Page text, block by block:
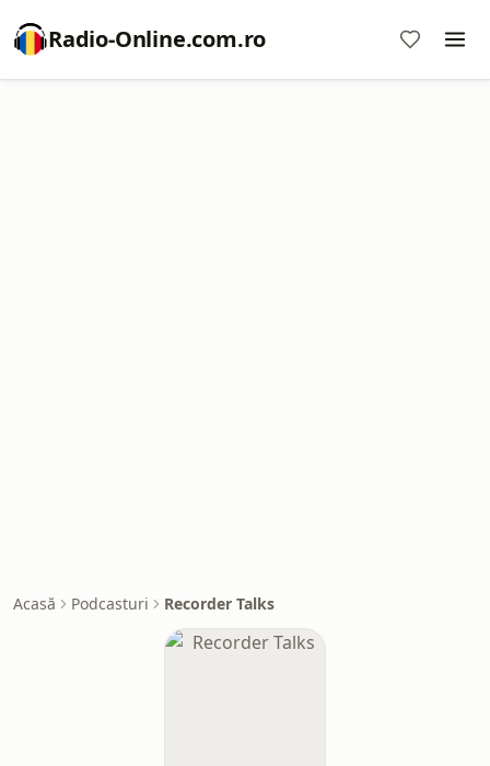
Radio-Online.com.ro
Acasă Podcasturi Recorder Talks